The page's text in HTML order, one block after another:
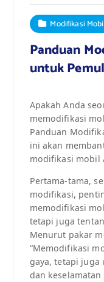
Modifikasi
Panduan
untuk
Apakah Anda
memodifikasi
Panduan
ini akan
modifikasi mobil
Pertama-tama,
modifikasi,
memodifikasi
tetapi juga
Menurut pakar
“Memodifikasi
gaya, tetapi
dan keselamatan